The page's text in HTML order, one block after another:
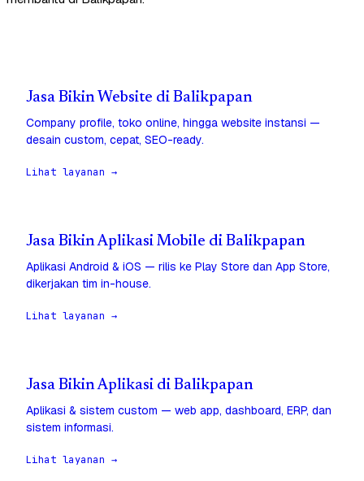
Jasa Bikin Website di Balikpapan
Company profile, toko online, hingga website instansi —
desain custom, cepat, SEO-ready.
Lihat layanan →
Jasa Bikin Aplikasi Mobile di Balikpapan
Aplikasi Android & iOS — rilis ke Play Store dan App Store,
dikerjakan tim in-house.
Lihat layanan →
Jasa Bikin Aplikasi di Balikpapan
Aplikasi & sistem custom — web app, dashboard, ERP, dan
sistem informasi.
Lihat layanan →